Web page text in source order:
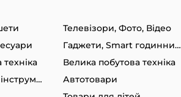
Телевізори, Фото, Відео
Гаджети, Smart годинники
Велика побутова техніка
Електротехніка, інструменти
Автотовари